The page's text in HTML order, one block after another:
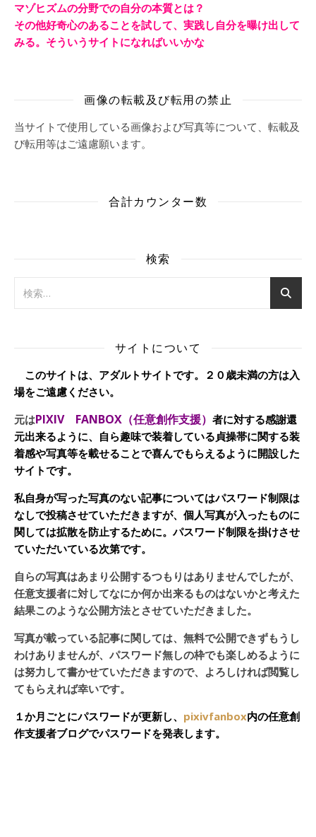
マゾヒズムの分野での自分の本質とは？
その他好奇心のあることを試して、実践し自分を曝け出して
みる。そういうサイトになればいいかな
画像の転載及び転用の禁止
当サイトで使用している画像および写真等について、転載及
び転用等はご遠慮願います。
合計カウンター数
検索
サイトについて
このサイトは、アダルトサイトです。２０歳未満の方は入
場をご遠慮ください。
元はPIXIV FANBOX（任意創作支援） 者に対する感謝還
元出来るように、自ら趣味で装着している貞操帯に関する装
着感や写真等を載せることで喜んでもらえるように開設した
サイトです。
私自身が写った写真のない記事についてはパスワード制限は
なしで投稿させていただきますが、個人写真が入ったものに
関しては拡散を防止するために。パスワード制限を掛けさせ
ていただいている次第です。
自らの写真はあまり公開するつもりはありませんでしたが、
任意支援者に対してなにか何か出来るものはないかと考えた
結果このような公開方法とさせていただきました。
写真が載っている記事に関しては、無料で公開できずもうし
わけありませんが、パスワード無しの枠でも楽しめるように
は努力して書かせていただきますので、よろしければ閲覧し
てもらえれば幸いです。
１か月ごとにパスワードが更新し、 pixivfanbox内の任意創
作支援者ブログでパスワードを発表します。